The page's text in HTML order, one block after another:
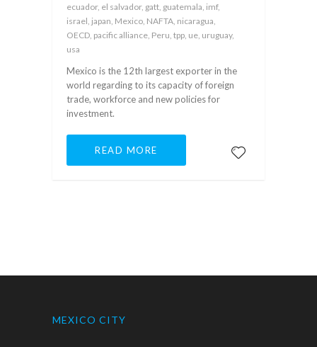
ecuador, el salvador, gatt, guatemala, imf,
israel, japan, Mexico, NAFTA, nicaragua,
OECD, pacific alliance, Peru, tpp, ue, uruguay,
usa
Mexico is the 12th largest exporter in the
world regarding to its capacity of foreign
trade, workforce and new policies for
investment.
READ MORE
MEXICO CITY